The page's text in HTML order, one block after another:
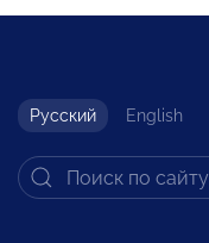
Русский English